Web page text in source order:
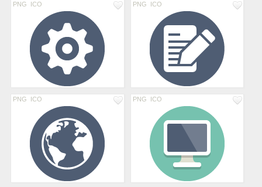
PNG ICO PNG ICO
PNG ICO PNG ICO